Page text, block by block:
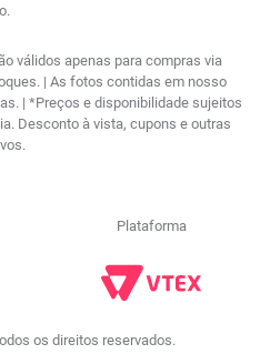
válidos apenas para compras via
| As fotos contidas em nosso
| *Preços e disponibilidade sujeitos
Desconto à vista, cupons e outras
Plataforma
os direitos reservados.